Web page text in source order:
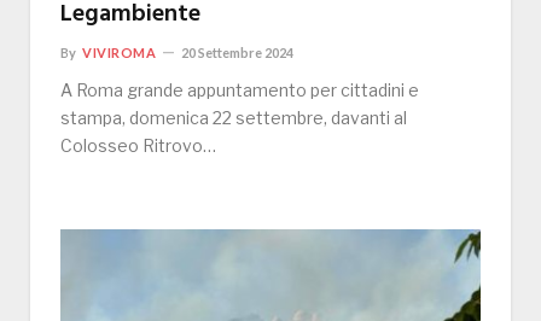
Legambiente
By VIVIROMA 20 Settembre 2024
A Roma grande appuntamento per cittadini e
stampa, domenica 22 settembre, davanti al
Colosseo Ritrovo…